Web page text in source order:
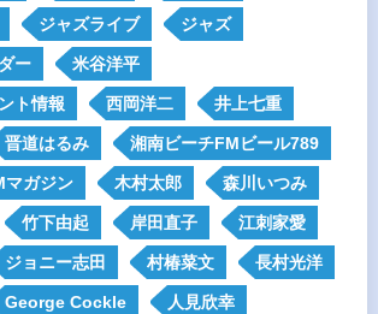
ジャズライブ ジャズ
ー 米谷洋平
ト情報 西岡洋二 井上七重
晋道はるみ 湘南ビーチFMビール789
マガジン 木村太郎 森川いつみ
竹下由起 岸田直子 江刺家愛
ジョニー志田 村椿菜文 長村光洋
George Cockle 人見欣幸